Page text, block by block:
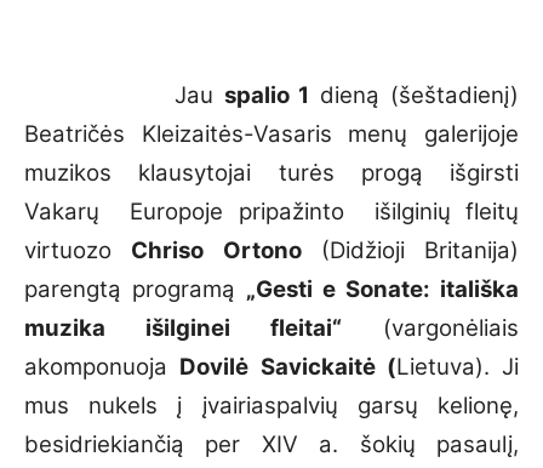
Jau spalio 1 dieną (šeštadienį)
Beatričės Kleizaitės-Vasaris menų galerijoje
muzikos klausytojai turės progą išgirsti
Vakarų Europoje pripažinto išilginių fleitų
virtuozo Chriso Ortono(Didžioji Britanija)
parengtą programą „Gesti e Sonate: itališka
muzika išilginei fleitai“ (vargonėliais
akomponuoja Dovilė Savickaitė (Lietuva). Ji
mus nukels į įvairiaspalvių garsų kelionę,
besidriekiančią per XIV a. šokių pasaulį,